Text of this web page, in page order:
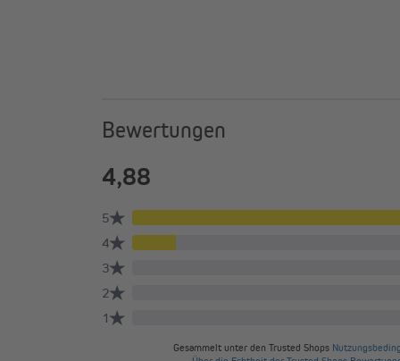
Umfangreicher Lieferumfang
Im Lieferumfang enthalten sind die Jalousie in der
Montageträger, Schnurwickler für die
hochwertige Blende mit Halterungen.
Bewertungen